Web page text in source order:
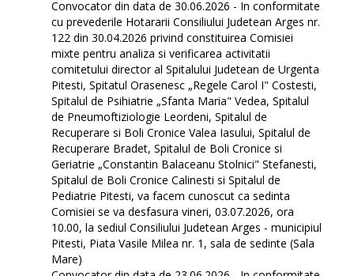
Convocator din data de 30.06.2026 - In conformitate
cu prevederile Hotararii Consiliului Judetean Arges nr.
122 din 30.04.2026 privind constituirea Comisiei
mixte pentru analiza si verificarea activitatii
comitetului director al Spitalului Judetean de Urgenta
Pitesti, Spitatul Orasenesc „Regele Carol I" Costesti,
Spitalul de Psihiatrie „Sfanta Maria" Vedea, Spitalul
de Pneumoftiziologie Leordeni, Spitalul de
Recuperare si Boli Cronice Valea Iasului, Spitalul de
Recuperare Bradet, Spitalul de Boli Cronice si
Geriatrie „Constantin Balaceanu Stolnici" Stefanesti,
Spitalul de Boli Cronice Calinesti si Spitalul de
Pediatrie Pitesti, va facem cunoscut ca sedinta
Comisiei se va desfasura vineri, 03.07.2026, ora
10.00, la sediul Consiliului Judetean Arges - municipiul
Pitesti, Piata Vasile Milea nr. 1, sala de sedinte (Sala
Mare)